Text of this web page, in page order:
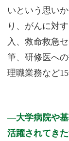
いという思い
り、がんに対
入、救命救急
筆、研修医へ
理職業務など
大学病院や
活躍されてき